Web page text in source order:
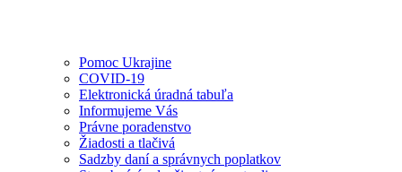
Pomoc Ukrajine
COVID-19
Elektronická úradná tabuľa
Informujeme Vás
Právne poradenstvo
Žiadosti a tlačivá
Sadzby daní a správnych poplatkov